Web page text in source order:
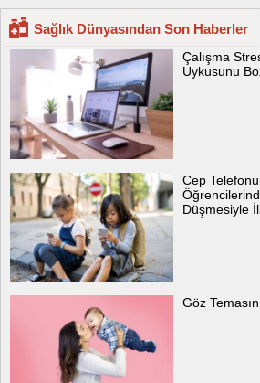
Sağlık Dünyasından Son Haberler
Çalışma
Uykusunu
Cep
Düşmesiyle
Göz